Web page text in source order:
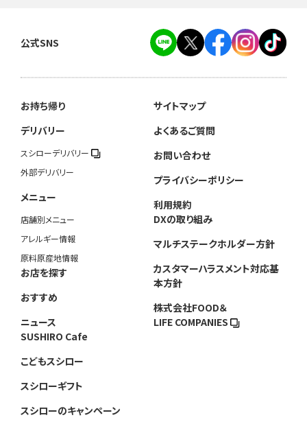
公式SNS
お持ち帰り
デリバリー
スシローデリバリー
外部デリバリー
メニュー
店舗別メニュー
アレルギー情報
原料原産地情報
お店を探す
おすすめ
ニュース
SUSHIRO Cafe
こどもスシロー
スシローギフト
スシローのキャンペーン
サイトマップ
よくあるご質問
お問い合わせ
プライバシーポリシー
利用規約
DXの取り組み
マルチステークホルダー方針
カスタマーハラスメント対応基
本方針
株式会社FOOD＆
LIFE COMPANIES